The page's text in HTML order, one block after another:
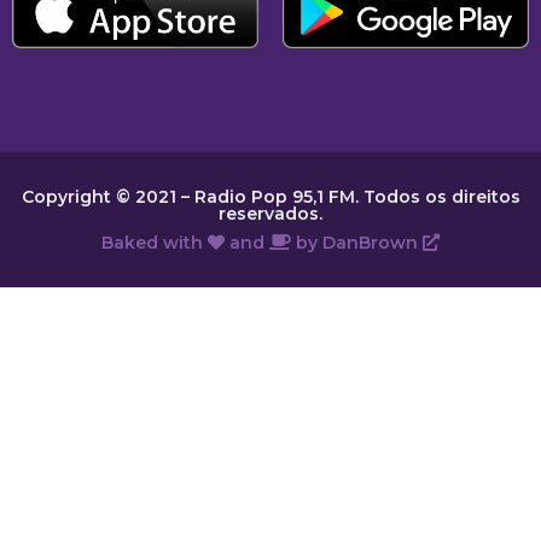
Copyright © 2021 – Radio Pop 95,1 FM. Todos os direitos
reservados.
Baked with
and by DanBrown